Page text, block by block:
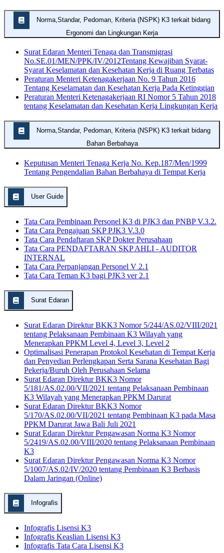
Ergonomi dan Lingkungan Kerja
Surat Edaran Menteri Tenaga dan Transmigrasi
No.SE.01/MEN/PPK/IV/2012Tentang Kewajiban Syarat-
Syarat Keselamatan dan Kesehatan Kerja di Ruang Terbatas
Peraturan Menteri Ketenagakerjaan No. 9 Tahun 2016
Tentang Keselamatan dan Kesehatan Kerja Pada Ketinggian
Peraturan Menteri Ketenagakerjaan RI Nomor 5 Tahun 2018
tentang Keselamatan dan Kesehatan Kerja Lingkungan Kerja
Bahan Berbahaya
Keputusan Menteri Tenaga Kerja No. Kep.187/Men/1999
Tentang Pengendalian Bahan Berbahaya di Tempat Kerja
User Guide
Tata Cara Pembinaan Personel K3 di PJK3 dan PNBP V.3.2.
Tata Cara Pengajuan SKP PJK3 V.3.0
Tata Cara Pendaftaran SKP Dokter Perusahaan
Tata Cara PENDAFTARAN SKP AHLI - AUDITOR
INTERNAL
Tata Cara Perpanjangan Personel V 2.1
Tata Cara Teman K3 bagi PJK3 ver 2.1
Surat Edaran
Surat Edaran Direktur BKK3 Nomor 5/244/AS.02/VIII/2021
tentang Pelaksanaan Pembinaan K3 Wilayah yang
Menerapkan PPKM Level 4, Level 3, Level 2
Optimalisasi Penerapan Protokol Kesehatan di Tempat Kerja
dan Penyedian Perlengkapan Serta Sarana Kesehatan Bagi
Pekerja/Buruh Oleh Perusahaan Selama
Surat Edaran Direktur BKK3 Nomor
5/181/AS.02.00/VII/2021 tentang Pelaksanaan Pembinaan
K3 Wilayah yang Menerapkan PPKM Darurat
Surat Edaran Direktur BKK3 Nomor
5/170/AS.02.00/VII/2021 tentang Pembinaan K3 pada Masa
PPKM Darurat Jawa Bali Juli 2021
Surat Edaran Direktur Pengawasan Norma K3 Nomor
5/2419/AS.02.00/VIII/2020 tentang Pelaksanaan Pembinaan
K3
Surat Edaran Direktur Pengawasan Norma K3 Nomor
5/1007/AS.02/IV/2020 tentang Pembinaan K3 Berbasis
Dalam Jaringan (Online)
Infografis
Infografis Lisensi K3
Infografis Keaslian Lisensi K3
Infografis Tata Cara Lisensi K3